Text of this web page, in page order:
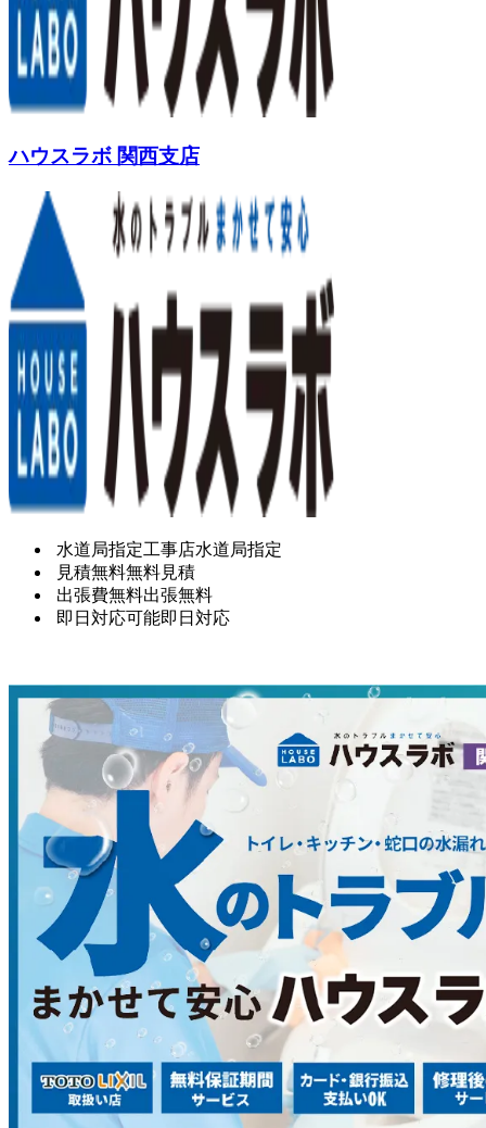
ハウスラボ 関西支店
水道局指定工事店水道局指定
見積無料無料見積
出張費無料出張無料
即日対応可能即日対応